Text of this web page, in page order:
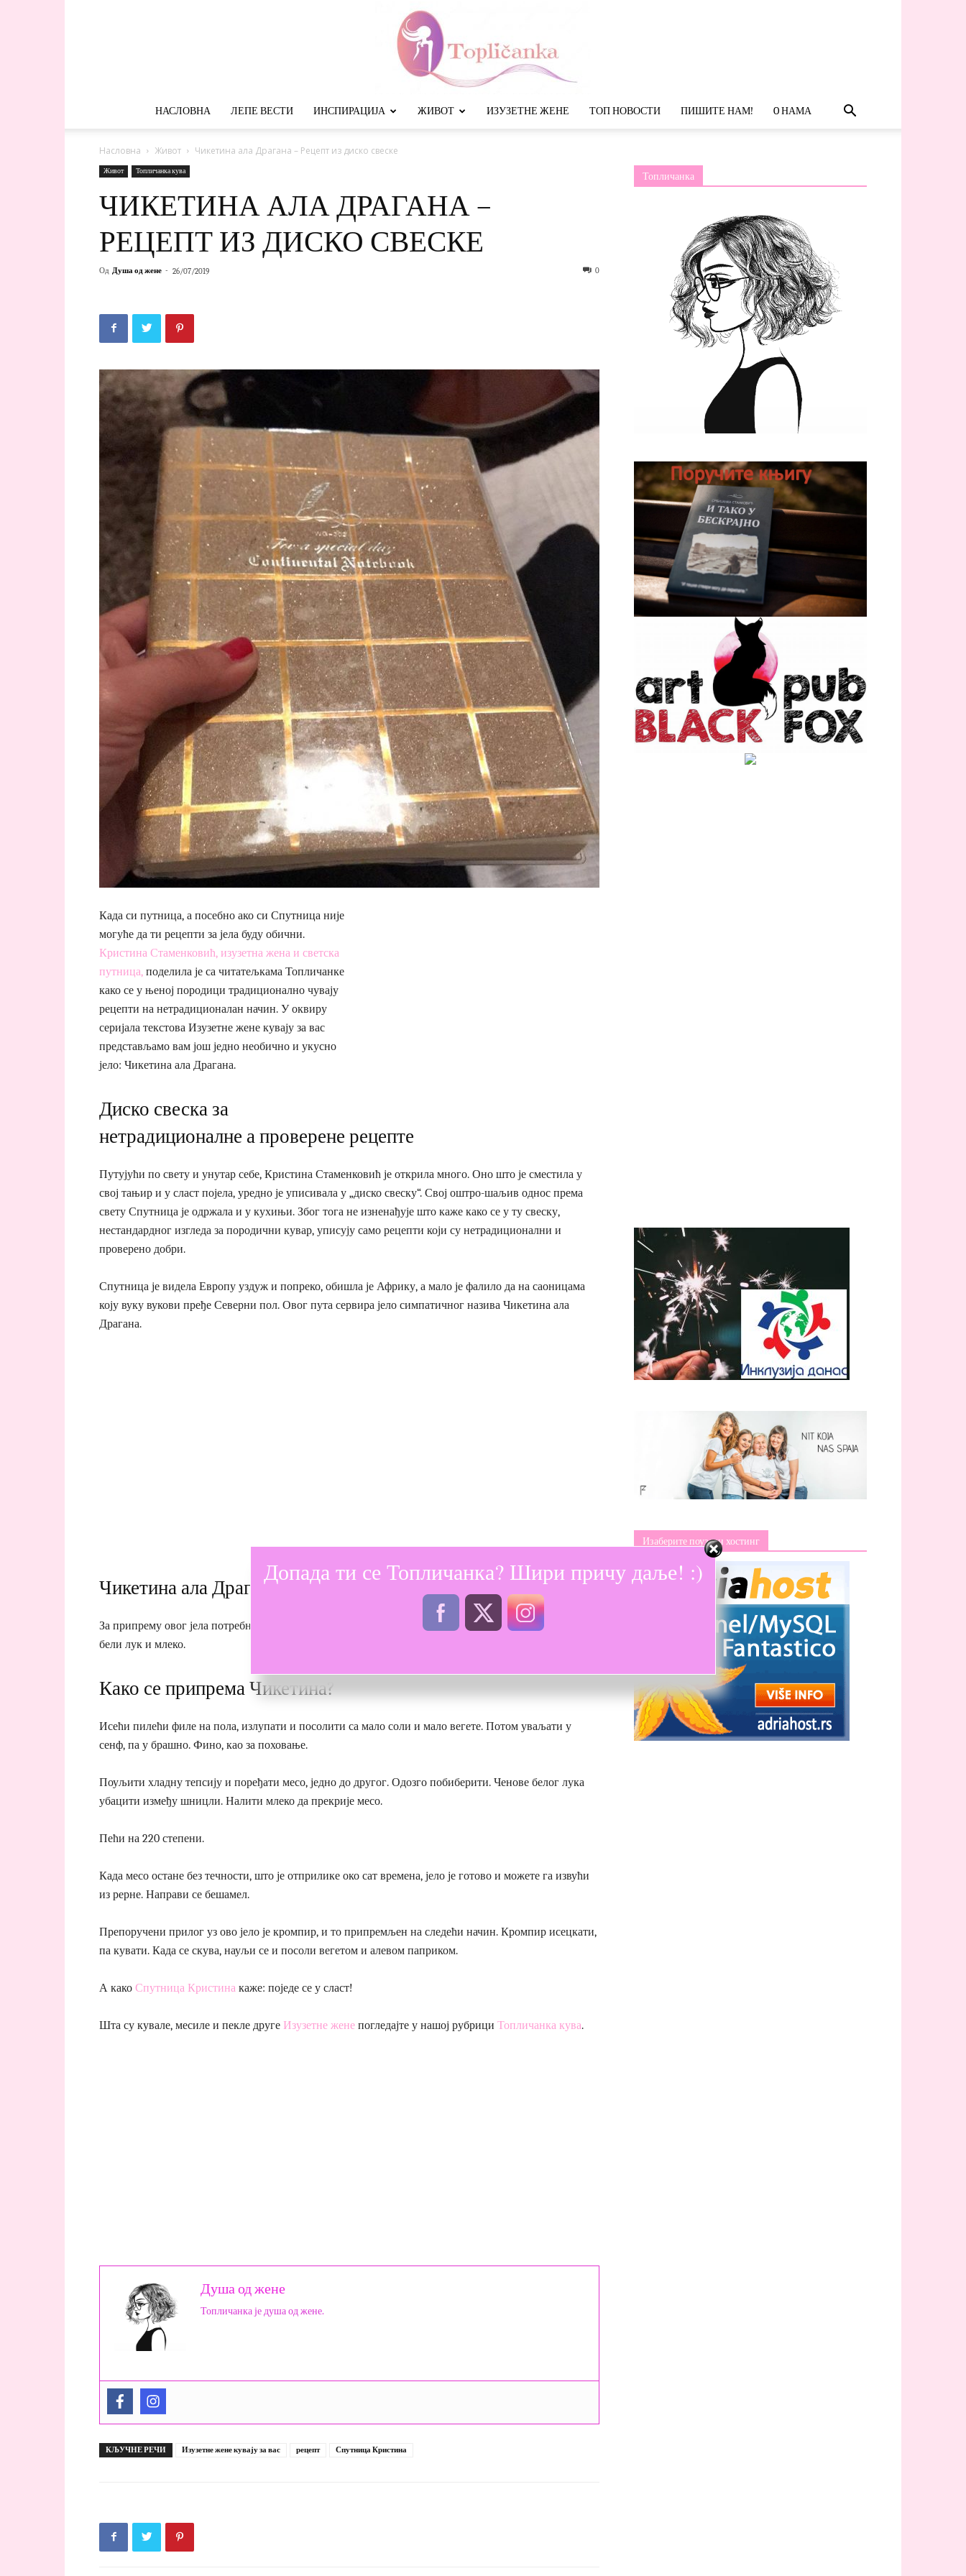
НАСЛОВНА ЛЕПЕ ВЕСТИ ИНСПИРАЦИЈА ЖИВОТ ИЗУЗЕТНЕ ЖЕНЕ ТОП НОВОСТИ ПИШИТЕ НАМ! O НАМА
Насловна Живот Чикетина ала Драгана – Рецепт из диско свеске
Живот Топличанка кува
ЧИКЕТИНА АЛА ДРАГАНА –
РЕЦЕПТ ИЗ ДИСКО СВЕСКЕ
Од Душа од жене - 26/07/2019 0
Када си путница, а посебно ако си Спутница није
могуће да ти рецепти за јела буду обични.
Кристина Стаменковић, изузетна жена и светска
путница, поделила је са читатељкама Топличанке
како се у њеној породици традиционално чувају
рецепти на нетрадиционалан начин. У оквиру
серијала текстова Изузетне жене кувају за вас
представљамо вам још једно необично и укусно
јело: Чикетина ала Драгана.
Диско свеска за
нетрадиционалне а проверене рецепте
Путујући по свету и унутар себе, Кристина Стаменковић је открила много. Оно што је сместила у
свој тањир и у сласт појела, уредно је уписивала у „диско свеску“. Свој оштро-шаљив однос према
свету Спутница је одржала и у кухињи. Због тога не изненађује што каже како се у ту свеску,
нестандардног изгледа за породични кувар, уписују само рецепти који су нетрадиционални и
проверено добри.
Спутница је видела Европу уздуж и попреко, обишла је Африку, а мало је фалило да на саоницама
коју вуку вукови пређе Северни пол. Овог пута сервира јело симпатичног назива Чикетина ала
Драгана.
Чикетина ала Драгана – потребни састојци
За припрему овог јела потребно вам је 500 гр пилећег филеа, со или вегета, брашно, сенф, бибер,
бели лук и млеко.
Како се припрема Чикетина?
Исећи пилећи филе на пола, излупати и посолити са мало соли и мало вегете. Потом уваљати у
сенф, па у брашно. Фино, као за поховање.
Поуљити хладну тепсију и поређати месо, једно до другог. Одозго побиберити. Ченове белог лука
убацити између шницли. Налити млеко да прекрије месо.
Пећи на 220 степени.
Када месо остане без течности, што је отприлике око сат времена, јело је готово и можете га извући
из рерне. Направи се бешамел.
Препоручени прилог уз ово јело је кромпир, и то припремљен на следећи начин. Кромпир исецкати,
па кувати. Када се скува, науљи се и посоли вегетом и алевом паприком.
А како Спутница Кристина каже: поједе се у сласт!
Шта су кувале, месиле и пекле друге Изузетне жене погледајте у нашој рубрици Топличанка кува.
Душа од жене
Топличанка је душа од жене.
КЉУЧНЕ РЕЧИ Изузетне жене кувају за вас рецепт Спутница Кристина
Топличанка
Изаберите поуздан хостинг
Допада ти се Топличанка? Шири причу даље! :)